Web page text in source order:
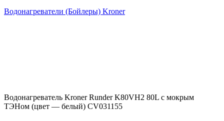
Водонагреватели (Бойлеры) Kroner
Водонагреватель Kroner Runder K80VH2 80L с мокрым
ТЭНом (цвет — белый) CV031155